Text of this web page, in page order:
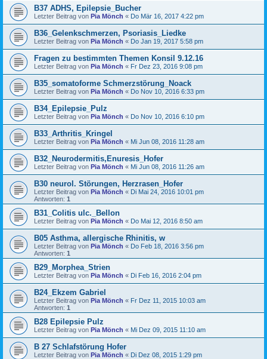
B37 ADHS, Epilepsie_Bucher
Letzter Beitrag von Pia Mönch « Do Mär 16, 2017 4:22 pm
B36_Gelenkschmerzen, Psoriasis_Liedke
Letzter Beitrag von Pia Mönch « Do Jan 19, 2017 5:58 pm
Fragen zu bestimmten Themen Konsil 9.12.16
Letzter Beitrag von Pia Mönch « Fr Dez 23, 2016 9:08 pm
B35_somatoforme Schmerzstörung_Noack
Letzter Beitrag von Pia Mönch « Do Nov 10, 2016 6:33 pm
B34_Epilepsie_Pulz
Letzter Beitrag von Pia Mönch « Do Nov 10, 2016 6:10 pm
B33_Arthritis_Kringel
Letzter Beitrag von Pia Mönch « Mi Jun 08, 2016 11:28 am
B32_Neurodermitis,Enuresis_Hofer
Letzter Beitrag von Pia Mönch « Mi Jun 08, 2016 11:26 am
B30 neurol. Störungen, Herzrasen_Hofer
Letzter Beitrag von Pia Mönch « Di Mai 24, 2016 10:01 pm
Antworten: 1
B31_Colitis ulc._Bellon
Letzter Beitrag von Pia Mönch « Do Mai 12, 2016 8:50 am
B05 Asthma, allergische Rhinitis, w
Letzter Beitrag von Pia Mönch « Do Feb 18, 2016 3:56 pm
Antworten: 1
B29_Morphea_Strien
Letzter Beitrag von Pia Mönch « Di Feb 16, 2016 2:04 pm
B24_Ekzem Gabriel
Letzter Beitrag von Pia Mönch « Fr Dez 11, 2015 10:03 am
Antworten: 1
B28 Epilepsie Pulz
Letzter Beitrag von Pia Mönch « Mi Dez 09, 2015 11:10 am
B 27 Schlafstörung Hofer
Letzter Beitrag von Pia Mönch « Di Dez 08, 2015 1:29 pm